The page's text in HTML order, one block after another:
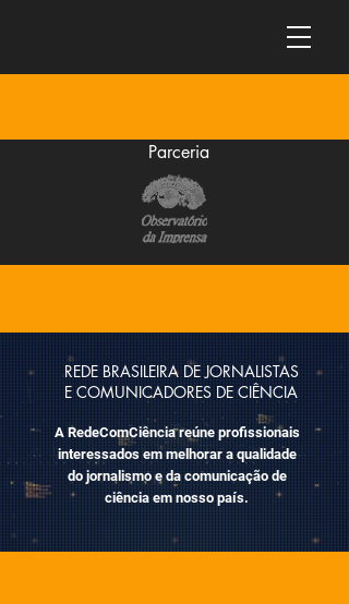
Parceria
REDE BRASILEIRA DE JORNALISTAS
E COMUNICADORES DE CIÊNCIA
A RedeComCiência reúne profissionais
interessados em melhorar a qualidade
do jornalismo e da comunicação de
ciência em nosso país.